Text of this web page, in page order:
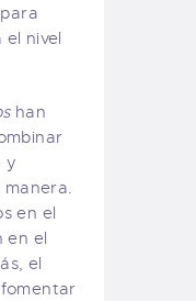
el nivel
han
y
manera.
en el
en el
el